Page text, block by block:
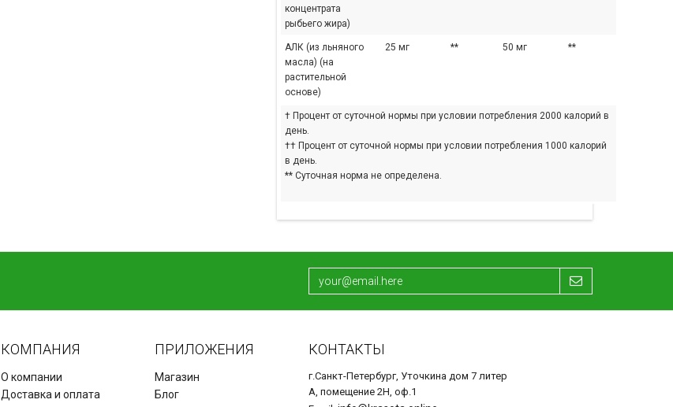
концентрата
рыбьего жира)
АЛК (из льняного
масла) (на
растительной
основе)
25 мг ** 50 мг **
† Процент от суточной нормы при условии потребления 2000 калорий в
день.
†† Процент от суточной нормы при условии потребления 1000 калорий
в день.
** Суточная норма не определена.
КОМПАНИЯ
О компании
Доставка и оплата
ПРИЛОЖЕНИЯ
Магазин
Блог
КОНТАКТЫ
г.Санкт-Петербург, Уточкина дом 7 литер
А, помещение 2Н, оф.1